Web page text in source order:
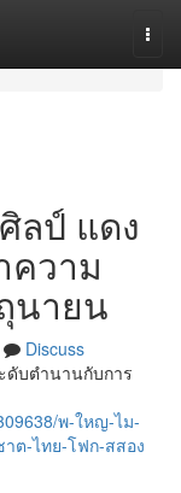
ลป์ แดง
วาม
นายน
Discuss
ดับตำนานกับการ
พ-ใหญ-ไม-
ต-ไทย-โฟก-สสอง